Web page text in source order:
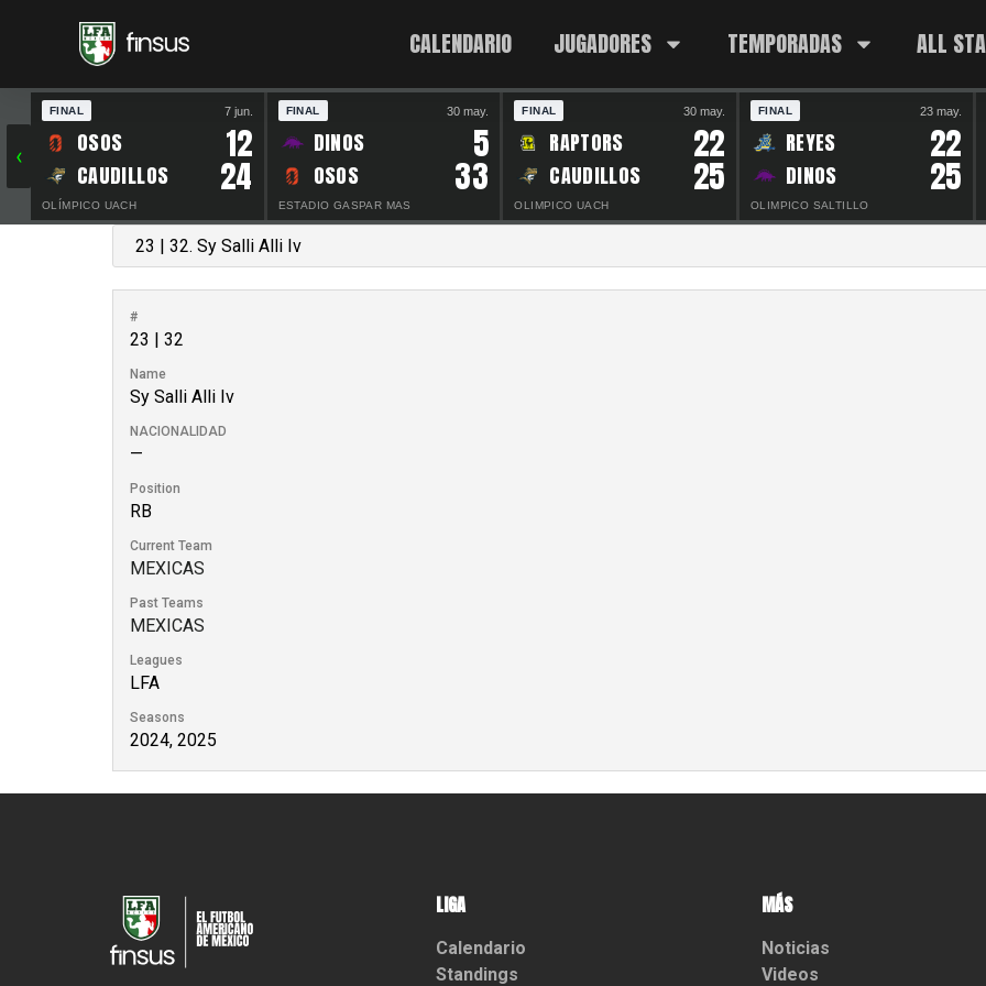
CALENDARIO JUGADORES TEMPORADAS ALL
‹
FINAL 7 jun.
OSOS 12
CAUDILLOS 24
OLÍMPICO UACH
FINAL 30 may.
DINOS 5
OSOS 33
ESTADIO GASPAR MAS
FINAL 30 may.
RAPTORS 22
CAUDILLOS 25
OLIMPICO UACH
FINAL 23 may.
REYES 22
DINOS 25
OLIMPICO SALTILLO
#
23 | 32
Name
Sy Salli Alli Iv
NACIONALIDAD
—
Position
RB
Current Team
MEXICAS
Past Teams
MEXICAS
Leagues
LFA
Seasons
2024, 2025
LIGA
Calendario
Standings
MÁS
Noticias
Videos